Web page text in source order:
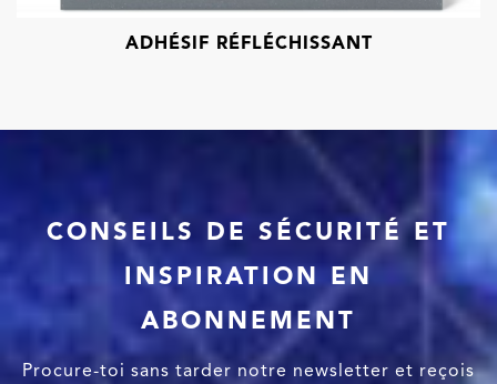
ADHÉSIF RÉFLÉCHISSANT
CONSEILS DE SÉCURITÉ ET
INSPIRATION EN
ABONNEMENT
Procure-toi sans tarder notre newsletter et reçois